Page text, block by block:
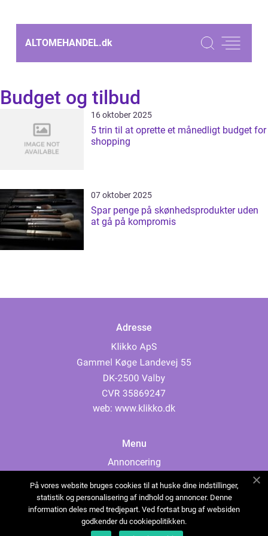
ALTOMEHANDEL.dk
Budget og tilbud
16 oktober 2025
5 trin til at oprette et månedligt budget for
shopping
07 oktober 2025
Spar penge på skønhedsprodukter uden
at gå på kompromis
Adresse
web: www.klikko.dk
Menu
Annoncering
Cookies
Kontakt os
Sitemap
På vores website bruges cookies til at huske dine indstillinger,
statistik og personalisering af indhold og annoncer. Denne
information deles med tredjepart. Ved fortsat brug af websiden
godkender du cookiepolitikken.